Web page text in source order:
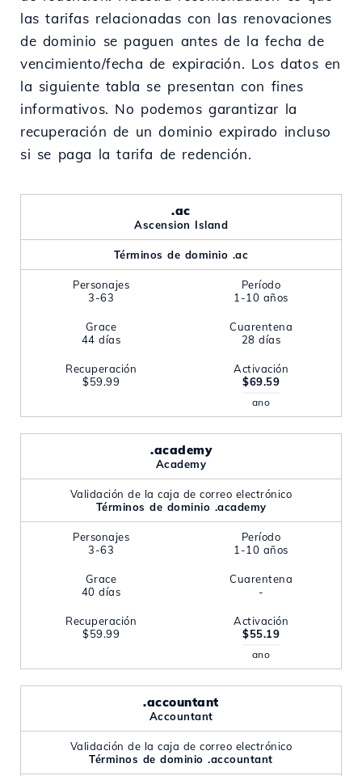
las tarifas relacionadas con las renovaciones
de dominio se paguen antes de la fecha de
vencimiento/fecha de expiración. Los datos en
la siguiente tabla se presentan con fines
informativos. No podemos garantizar la
recuperación de un dominio expirado incluso
si se paga la tarifa de redención.
.ac
Ascension Island
Términos de dominio .ac
Personajes
3-63
Período
1-10 años
Grace
44 días
Cuarentena
28 días
Recuperación
$59.99
Activación
$69.59
ano
.academy
Academy
Validación de la caja de correo electrónico
Términos de dominio .academy
Personajes
3-63
Período
1-10 años
Grace
40 días
Cuarentena
-
Recuperación
$59.99
Activación
$55.19
ano
.accountant
Accountant
Validación de la caja de correo electrónico
Términos de dominio .accountant